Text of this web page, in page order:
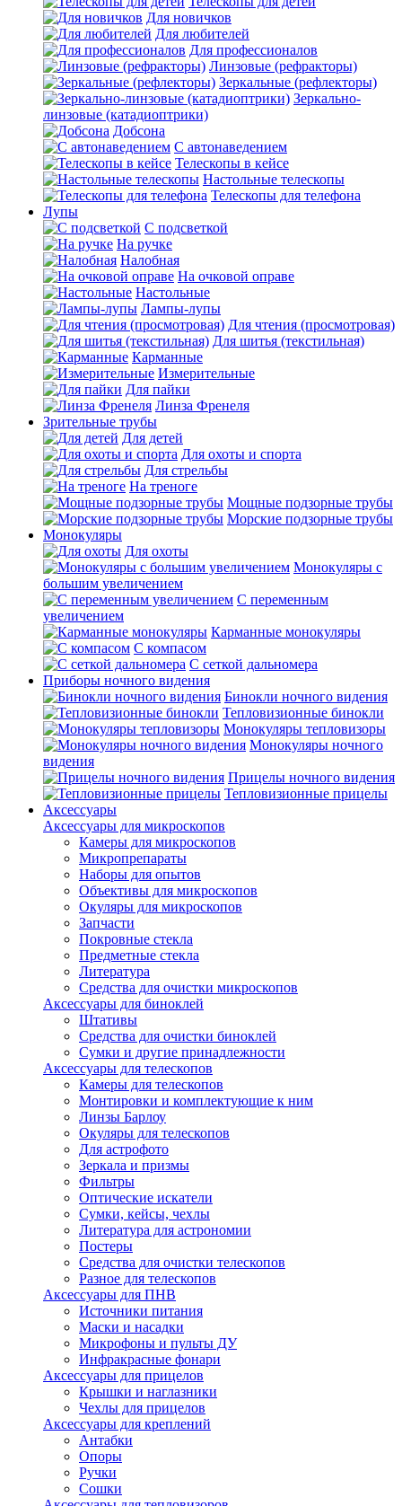
Для новичков
Для любителей
Для профессионалов
Линзовые (рефракторы)
Зеркальные (рефлекторы)
Зеркально-
линзовые (катадиоптрики)
Добсона
С автонаведением
Телескопы в кейсе
Настольные телескопы
Телескопы для телефона
Лупы
С подсветкой
На ручке
Налобная
На очковой оправе
Настольные
Лампы-лупы
Для чтения (просмотровая)
Для шитья (текстильная)
Карманные
Измерительные
Для пайки
Линза Френеля
Зрительные трубы
Для детей
Для охоты и спорта
Для стрельбы
На треноге
Мощные подзорные трубы
Морские подзорные трубы
Монокуляры
Для охоты
Монокуляры с
большим увеличением
С переменным
увеличением
Карманные монокуляры
С компасом
С сеткой дальномера
Приборы ночного видения
Бинокли ночного видения
Тепловизионные бинокли
Монокуляры тепловизоры
Монокуляры ночного
видения
Прицелы ночного видения
Тепловизионные прицелы
Аксессуары
Аксессуары для микроскопов
Камеры для микроскопов
Микропрепараты
Наборы для опытов
Объективы для микроскопов
Окуляры для микроскопов
Запчасти
Покровные стекла
Предметные стекла
Литература
Средства для очистки микроскопов
Аксессуары для биноклей
Штативы
Средства для очистки биноклей
Сумки и другие принадлежности
Аксессуары для телескопов
Камеры для телескопов
Монтировки и комплектующие к ним
Линзы Барлоу
Окуляры для телескопов
Для астрофото
Зеркала и призмы
Фильтры
Оптические искатели
Сумки, кейсы, чехлы
Литература для астрономии
Постеры
Средства для очистки телескопов
Разное для телескопов
Аксессуары для ПНВ
Источники питания
Маски и насадки
Микрофоны и пульты ДУ
Инфракрасные фонари
Аксессуары для прицелов
Крышки и наглазники
Чехлы для прицелов
Аксессуары для креплений
Антабки
Опоры
Ручки
Сошки